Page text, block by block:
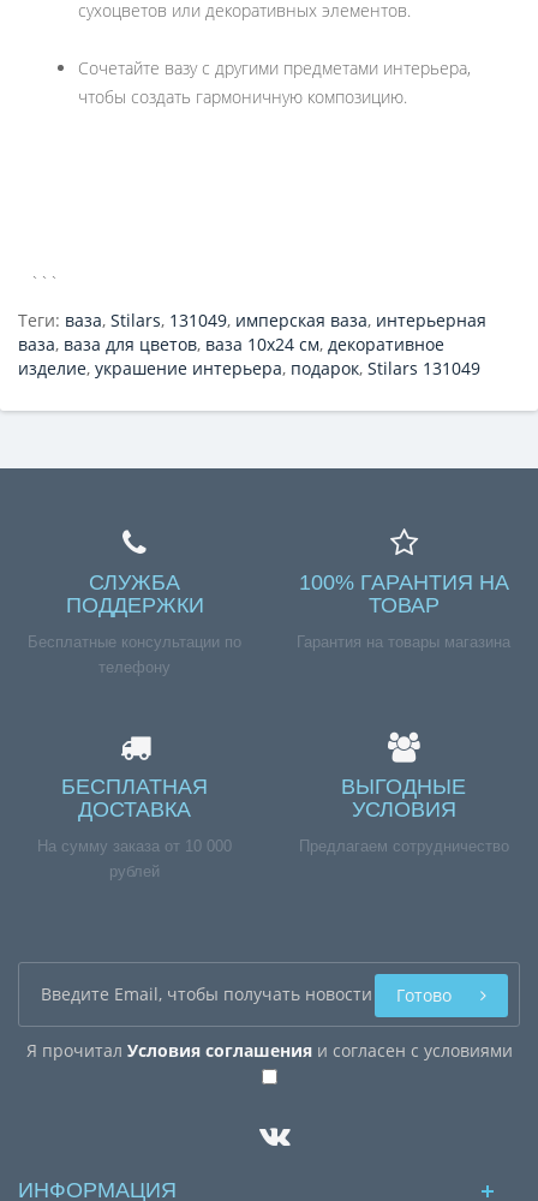
сухоцветов или декоративных элементов.
Сочетайте вазу с другими предметами интерьера,
чтобы создать гармоничную композицию.
```
Теги: ваза, Stilars, 131049, имперская ваза, интерьерная
ваза, ваза для цветов, ваза 10х24 см, декоративное
изделие, украшение интерьера, подарок, Stilars 131049
СЛУЖБА
ПОДДЕРЖКИ
Бесплатные консультации по
телефону
100% ГАРАНТИЯ НА
ТОВАР
Гарантия на товары магазина
БЕСПЛАТНАЯ
ДОСТАВКА
На сумму заказа от 10 000
рублей
ВЫГОДНЫЕ
УСЛОВИЯ
Предлагаем сотрудничество
Я прочитал Условия соглашенияи согласен с условиями
Готово
ИНФОРМАЦИЯ